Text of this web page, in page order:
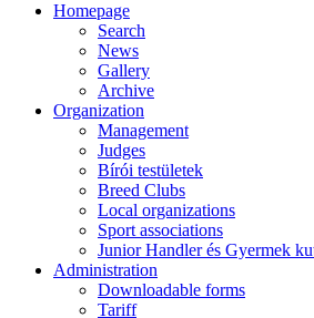
Homepage
Search
News
Gallery
Archive
Organization
Management
Judges
Bírói testületek
Breed Clubs
Local organizations
Sport associations
Junior Handler és Gyermek
Administration
Downloadable forms
Tariff